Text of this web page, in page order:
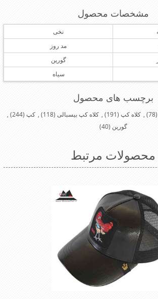
مشخصات محصول
نخی
مد روز
گورین
سیاه
برچسب های محصول
(78)
, کلاه کپ (191)
, کلاه کپ بیسبالی (118)
, کپ (244)
,
گورین (40)
محصولات مرتبط